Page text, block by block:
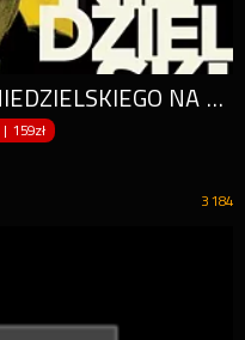
JUBILEUSZ ANDRZEJA PONIEDZIELSKIEGO NA 50 - LECIE PRACY TWÓRCZEJ I 70 - LECIE URODZIN!
|159zł
3 184